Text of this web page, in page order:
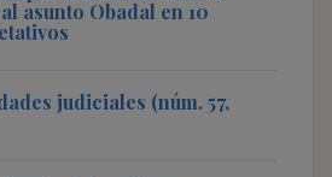
asunto Obadal en 10
judiciales (núm. 57,